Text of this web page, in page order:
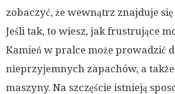
zobaczyć, że wewnątrz znajduje
Jeśli tak, to wiesz, jak frustrujące
Kamień w pralce może prowadzić
nieprzyjemnych zapachów, a
maszyny. Na szczęście istnieją